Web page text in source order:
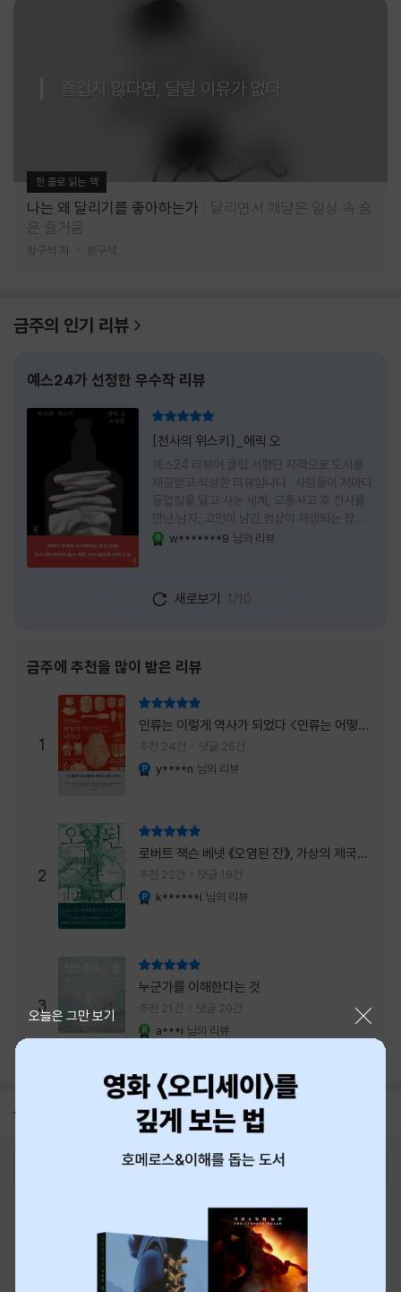
즐겁지 않다면, 달릴 이유가 없다
한 줄로 읽는 책
나는 왜 달리기를 좋아하는가
달리면서 깨달은 일상 속 숨
은 즐거움
방구석 저 방구석
금주의 인기 리뷰
예스24가 선정한 우수작 리뷰
[천사의 위스키]_에릭 오
예스24 리뷰어 클럽 서평단 자격으로 도서를
제공받고 작성한 리뷰입니다 사람들이 저마다
등껍질을 달고 사는 세계, 교통사고 후 천사를
만난 남자, 고인이 남긴 영상이 재생되는 장례
식장에서 똥을 싼 개. 이 책에는 몇 줄만 읽어도
넘어가 있었다. 소설을 읽으면서 잘 만든 단편
애니메이션 여러 편을 차례로 보는 기분이 들었
선명하게 그려졌고, 한 편이 끝날 때마다 질문
이 뒤따라왔다. 감출 수 없는 세계는 더 다정할
까 「등껍질」의 세계에서 사람들은 저마다 다른
등껍질을 달고 살아간다. 몸의 일부이면서 한
사람을 표현하는 수단
w*******9 님의 리뷰
새로보기 1/10
금주에 추천을 많이 받은 리뷰
1
인류는 이렇게 역사가 되었다 <인류는 어떻게
역사가 되었나>
추천 24건 댓글 25건
y****n 님의 리뷰
2
로버트 잭슨 베넷 《오염된 잔》, 가상의 제국이
주는 실감과 미스터리 사건의 치밀함이 이루어
내는 최상의 시너지...
추천 22건 댓글 18건
k******i 님의 리뷰
3
누군가를 이해한다는 것
추천 21건 댓글 20건
a***i 님의 리뷰
공지 8월 신용카드 무이자할부 안내
오늘은 그만 보기
최근 본 상품
티켓 1544-6399
중고샵 1566-4295
eBook 1:1문의/채팅상담
예스이십사(주) 사업자 정보
이용약관
개인정보처리방침
청소년보호정책